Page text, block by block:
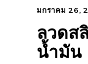
มกราคม 26,
ลวดส
น้ำมัน